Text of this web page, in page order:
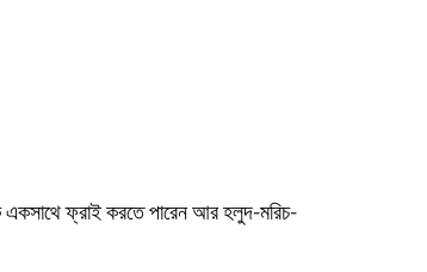
একসাথে ফ্রাই করতে পারেন আর হলুদ-মরিচ-